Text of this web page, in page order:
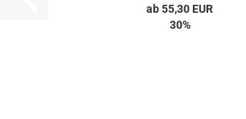
ab 55,30 EUR
30%